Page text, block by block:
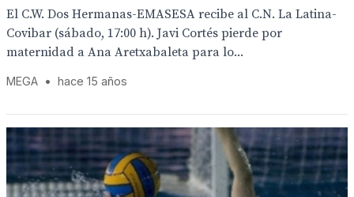
El C.W. Dos Hermanas-EMASESA recibe al C.N. La Latina-
Covibar (sábado, 17:00 h). Javi Cortés pierde por
maternidad a Ana Aretxabaleta para lo...
MEGA • hace 15 años